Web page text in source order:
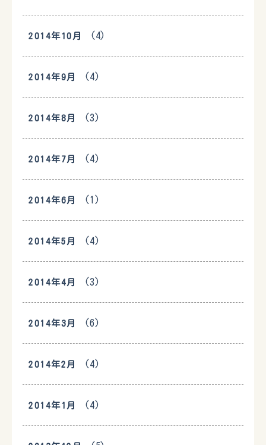
2014年10月 (4)
2014年9月 (4)
2014年8月 (3)
2014年7月 (4)
2014年6月 (1)
2014年5月 (4)
2014年4月 (3)
2014年3月 (6)
2014年2月 (4)
2014年1月 (4)